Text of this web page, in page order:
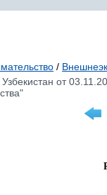
/
от